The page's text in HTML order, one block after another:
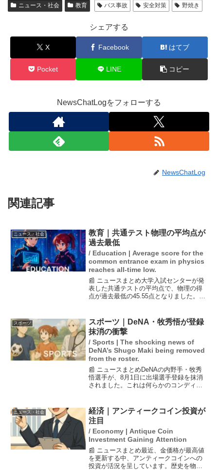
ニュース・社会 教育 バス事故 安全対策 野焼き
シェアする
X Facebook はてブ
Pocket LINE コピー
NewsChatLogをフォローする
NewsChatLog
関連記事
ニュース・社会
教育｜共通テスト物理の平均点が
過去最低
/ Education | Average score for the
common entrance exam in physics
reaches all-time low.
📰 ニュースまとめ大学入試センターが発
表した共通テストの平均点で、物理の得
点が過去最低の45.55点となりました。こ
された情報Iも前回より10点以上低い
56.59点でし...
スポーツ
スポーツ｜DeNA・牧秀悟が登録
抹消の衝撃
/ Sports | The shocking news of
DeNA’s Shugo Maki being removed
from the roster.
📰 ニュースまとめDeNAの内野手・牧秀
悟選手が、8月1日に出場選手登録を抹消
されました。これは何らかのコンディシ
ームランを放っていました。この活躍に
もかかわらず...
ニュース・社会
経済｜アンティークコイン投資が
注目
/ Economy | Antique Coin
Investment Gaining Attention
📰 ニュースまとめ最近、金価格が最高値
を更新する中、アンティークコインへの
投資が活況を呈しています。歴史を物語